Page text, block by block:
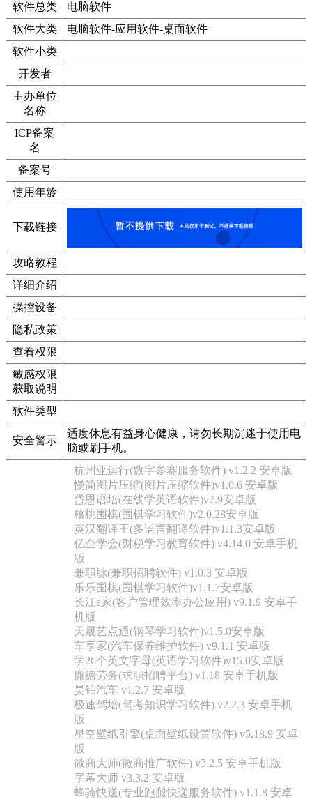
软件总类
电脑软件
软件大类
电脑软件-应用软件-桌面软件
软件小类
开发者
主办单位
名称
ICP备案
名
备案号
使用年龄
下载链接
攻略教程
详细介绍
操控设备
隐私政策
查看权限
敏感权限
获取说明
软件类型
安全警示
适度休息有益身心健康，请勿长期沉迷于使用电
脑或刷手机。
杭州亚运行(数字参赛服务软件) v1.2.2 安卓版
慢简图片压缩(图片压缩软件)v1.0.6 安卓版
岱恩语培(在线学英语软件)v7.9安卓版
核桃围棋(围棋学习软件)v2.0.28安卓版
英汉翻译王(多语言翻译软件)v1.1.3安卓版
亿企学会(财税学习教育软件) v4.14.0 安卓手机
版
兼职脉(兼职招聘软件) v1.0.3 安卓版
乐乐围棋(围棋学习软件)v1.1.7安卓版
长江e家(客户管理效率办公应用) v9.1.9 安卓手
机版
天晟艺点通(钢琴学习软件)v1.5.0安卓版
车享家(汽车保养维护软件) v9.1.1 安卓版
学26个英文字母(英语学习软件)v15.0安卓版
廉德劳务(求职招聘平台) v1.18 安卓手机版
昊铂汽车 v1.2.7 安卓版
极速驾培(驾考知识学习软件) v2.2.3 安卓手机
版
星空壁纸引擎(桌面壁纸设置软件) v5.18.9 安卓
版
微商大师(微商推广软件) v3.2.5 安卓手机版
字幕大师 v3.3.2 安卓版
蜂骑快送(专业跑腿快递服务软件) v1.1.8 安卓